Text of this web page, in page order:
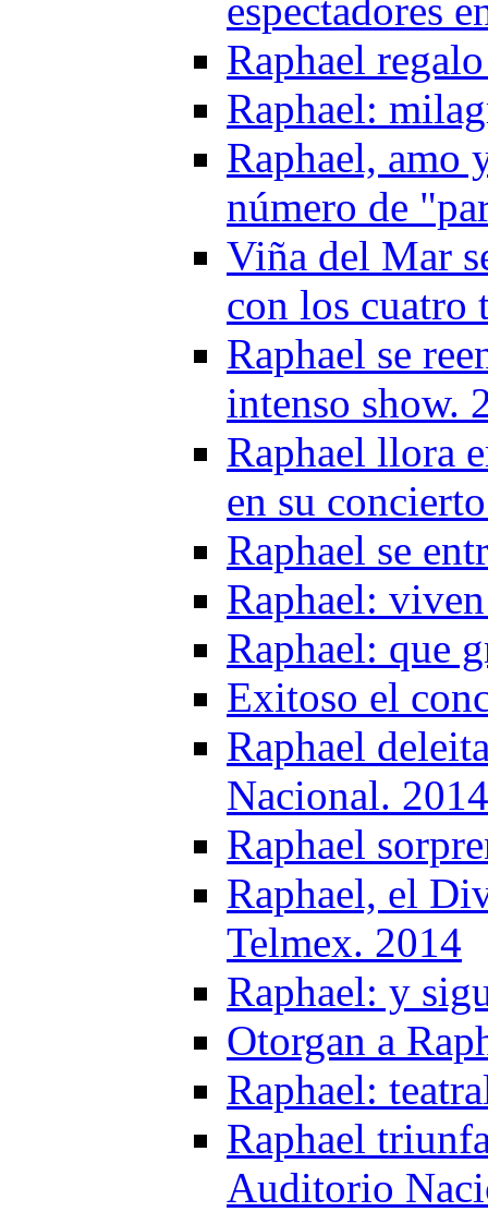
espectadores
Raphael
Raphael:
Raphael, amo
número de
Viña del Mar
con los cuatro
Raphael se
intenso show.
Raphael llora
en su
Raphael se
Raphael:
Raphael: que
Exitoso el
Raphael
Nacional. 2014
Raphael
Raphael, el
Telmex. 2014
Raphael: y
Otorgan a
Raphael:
Raphael
Auditorio